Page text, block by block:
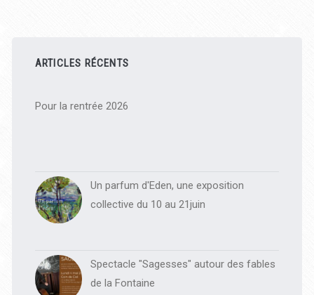
latérale
principale
ARTICLES RÉCENTS
Pour la rentrée 2026
Un parfum d'Eden, une exposition
collective du 10 au 21juin
Spectacle "Sagesses" autour des fables
de la Fontaine